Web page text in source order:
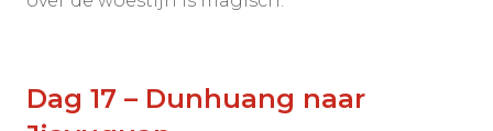
Dag 17 – Dunhuang naar